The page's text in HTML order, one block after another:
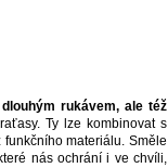
rukávem, ale též
Ty lze kombinovat s
materiálu. Směle
nás ochrání i ve chvíli,